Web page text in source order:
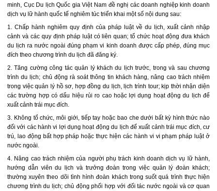
minh, Cục Du lịch Quốc gia Việt Nam đề nghị các doanh nghiệp kinh doanh
dịch vụ lữ hành quốc tế nghiêm túc triển khai một số nội dung sau:
1. Chấp hành nghiêm quy định của pháp luật về du lịch, xuất cảnh nhập
cảnh và các quy định pháp luật có liên quan; tổ chức hoạt động đưa khách
du lịch ra nước ngoài đúng phạm vi kinh doanh được cấp phép, đúng mục
đích theo chương trình du lịch đã đăng ký.
2. Tăng cường công tác quản lý khách du lịch trước, trong và sau chương
trình du lịch; chủ động rà soát thông tin khách hàng, nâng cao trách nhiệm
trong việc quản lý hồ sơ, hợp đồng du lịch, lịch trình tour; kịp thời nhận diện
các trường hợp có dấu hiệu rủi ro cao hoặc lợi dụng hoạt động du lịch để
xuất cảnh trái mục đích.
3. Không tổ chức, môi giới, tiếp tay hoặc bao che dưới bất kỳ hình thức nào
đối với các hành vi lợi dụng hoạt động du lịch để xuất cảnh trái mục đích, cư
trú, lao động bất hợp pháp hoặc thực hiện các hành vi vi phạm pháp luật ở
nước ngoài.
4. Nâng cao trách nhiệm của người phụ trách kinh doanh dịch vụ lữ hành,
hướng dẫn viên du lịch và trưởng đoàn trong việc quản lý đoàn khách;
thường xuyên theo dõi tình hình đoàn khách trong suốt quá trình thực hiện
chương trình du lịch; chủ động phối hợp với đối tác nước ngoài và cơ quan